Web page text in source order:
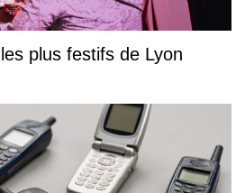
plus festifs de Lyon